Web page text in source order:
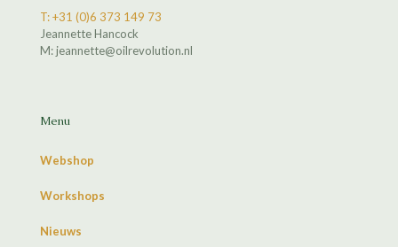
T: +31 (0)6 373 149 73
Jeannette Hancock
M: jeannette@oilrevolution.nl
Menu
Webshop
Workshops
Nieuws